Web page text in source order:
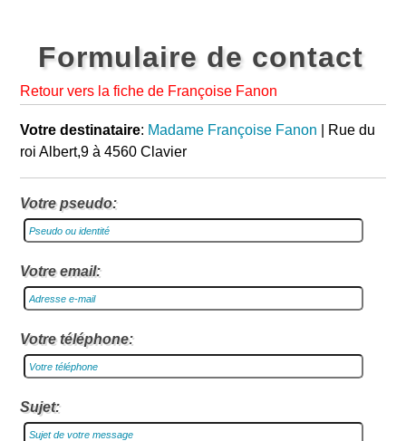
Formulaire de contact
Retour vers la fiche de Françoise Fanon
Votre destinataire: Madame Françoise Fanon | Rue du
roi Albert,9 à 4560 Clavier
Votre pseudo:
Votre email:
Votre téléphone:
Sujet: